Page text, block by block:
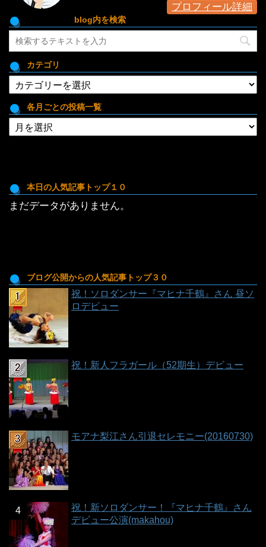
プロフィール詳細
blog内を検索
カテゴリ
テ
ゴ
リ
各月ごとの投稿一覧
各
月
投
稿
一
本日の人気記事トップ１０
まだデータがありません。
ブログ公開からの人気記事トップ３０
祝！ソロダンサー『マヒナ千鶴』さん 昼ソ
ロデビュー
祝！新人フラガール（52期生）デビュー
モアナ梨江さん引退セレモニー(20160730)
祝！新ソロダンサー！『マヒナ千鶴』さん
デビュー公演(makahou)